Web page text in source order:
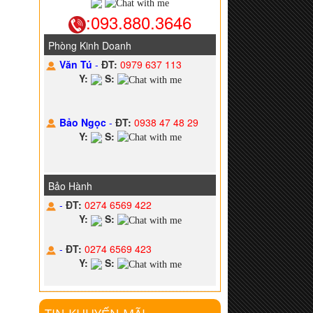
:093.880.3646
Phòng Kinh Doanh
Văn Tú-ĐT: 0979 637 113
Y:
S:
Bảo Ngọc-ĐT: 0938 47 48 29
Y:
S:
Bảo Hành
-ĐT: 0274 6569 422
Y:
S:
-ĐT: 0274 6569 423
Y:
S: